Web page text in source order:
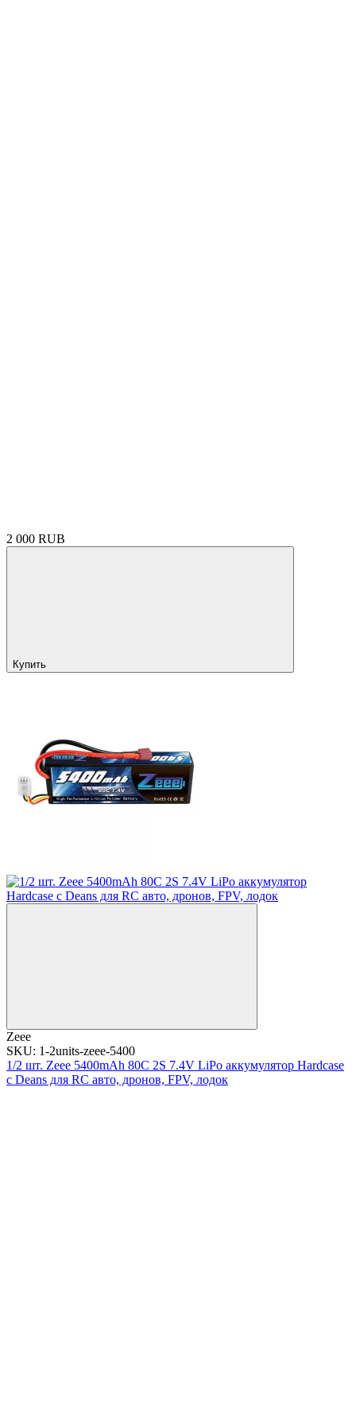
2 000 RUB
Купить
Zeee
SKU: 1-2units-zeee-5400
1/2 шт. Zeee 5400mAh 80C 2S 7.4V LiPo аккумулятор Hardcase
с Deans для RC авто, дронов, FPV, лодок